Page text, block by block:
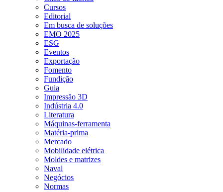
Cursos
Editorial
Em busca de soluções
EMO 2025
ESG
Eventos
Exportação
Fomento
Fundição
Guia
Impressão 3D
Indústria 4.0
Literatura
Máquinas-ferramenta
Matéria-prima
Mercado
Mobilidade elétrica
Moldes e matrizes
Naval
Negócios
Normas